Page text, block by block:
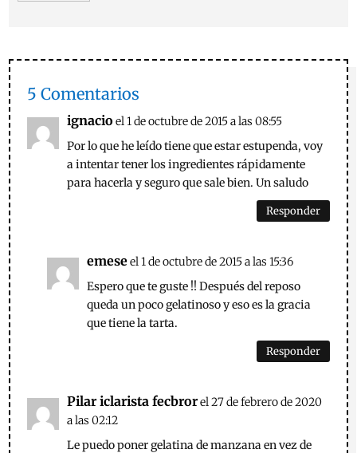
5 Comentarios
ignacio el 1 de octubre de 2015 a las 08:55
Por lo que he leído tiene que estar estupenda, voy
a intentar tener los ingredientes rápidamente
para hacerla y seguro que sale bien. Un saludo
Responder
emeseel 1 de octubre de 2015 a las 15:36
Espero que te guste !! Después del reposo
queda un poco gelatinoso y eso es la gracia
que tiene la tarta.
Responder
Pilar iclarista fecbrorel 27 de febrero de 2020
a las 02:12
Le puedo poner gelatina de manzana en vez de